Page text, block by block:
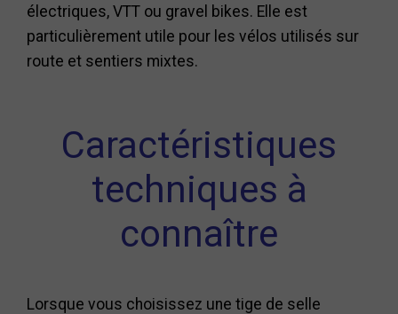
électriques, VTT ou gravel bikes. Elle est
particulièrement utile pour les vélos utilisés sur
route et sentiers mixtes.
Caractéristiques
techniques à
connaître
Lorsque vous choisissez une tige de selle